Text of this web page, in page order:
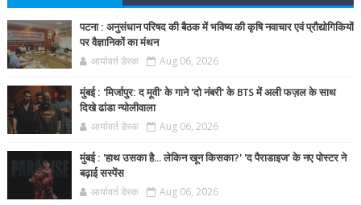
पटना : अनुसंधान परिषद की बैठक में भविष्य की कृषि नवाचार एवं प्रौद्योगिकियों
पर वैज्ञानिकों का मंथन
आर्यावर्त डेस्क Aug 06, 2026
मुंबई : 'मिर्जापुर: द मूवी' के गाने 'दो नंबरी' के BTS में अली फज़ल के साथ
दिखे ढांडा न्योलीवाला
आर्यावर्त डेस्क Aug 06, 2026
मुंबई : 'हाथ उसका है... लेकिन खून किसका?' 'द पैराडाइज' के नए पोस्टर ने
बढ़ाई सस्पेंस
आर्यावर्त डेस्क Aug 06, 2026